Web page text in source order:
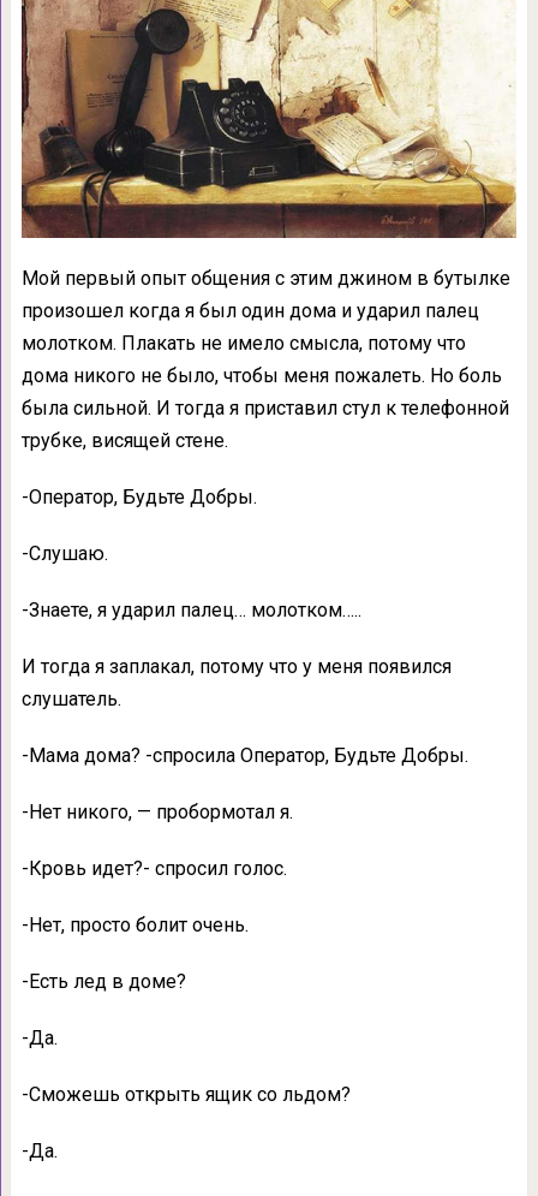
Мой первый опыт общения с этим джином в бутылке
произошел когда я был один дома и ударил палец
молотком. Плакать не имело смысла, потому что
дома никого не было, чтобы меня пожалеть. Но боль
была сильной. И тогда я приставил стул к телефонной
трубке, висящей стене.
-Оператор, Будьте Добры.
-Слушаю.
-Знаете, я ударил палец… молотком…..
И тогда я заплакал, потому что у меня появился
слушатель.
-Мама дома? -спросила Оператор, Будьте Добры.
-Нет никого, — пробормотал я.
-Кровь идет?- спросил голос.
-Нет, просто болит очень.
-Есть лед в доме?
-Да.
-Сможешь открыть ящик со льдом?
-Да.